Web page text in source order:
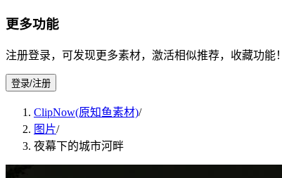
更多功能
注册登录，可发现更多素材，激活相似推荐，收藏功能！
登录/注册
ClipNow(原知鱼素材)/
图片/
夜幕下的城市河畔